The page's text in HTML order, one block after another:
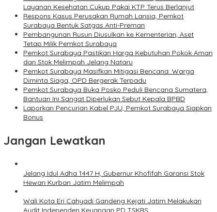
Layanan Kesehatan Cukup Pakai KTP Terus Berlanjut
Respons Kasus Perusakan Rumah Lansia, Pemkot
Surabaya Bentuk Satgas Anti-Preman
Pembangunan Rusun Diusulkan ke Kementerian, Aset
Tetap Milik Pemkot Surabaya
Pemkot Surabaya Pastikan Harga Kebutuhan Pokok Aman
dan Stok Melimpah Jelang Nataru
Pemkot Surabaya Masifkan Mitigasi Bencana: Warga
Diminta Siaga, OPD Bergerak Terpadu
Pemkot Surabaya Buka Posko Peduli Bencana Sumatera,
Bantuan Ini Sangat Diperlukan Sebut Kepala BPBD
Laporkan Pencurian Kabel PJU, Pemkot Surabaya Siapkan
Bonus
Jangan Lewatkan
Jelang Idul Adha 1447 H, Gubernur Khofifah Garansi Stok
Hewan Kurban Jatim Melimpah
Wali Kota Eri Cahyadi Gandeng Kejati Jatim Melakukan
Audit Independen Keuangan PD TSKBS